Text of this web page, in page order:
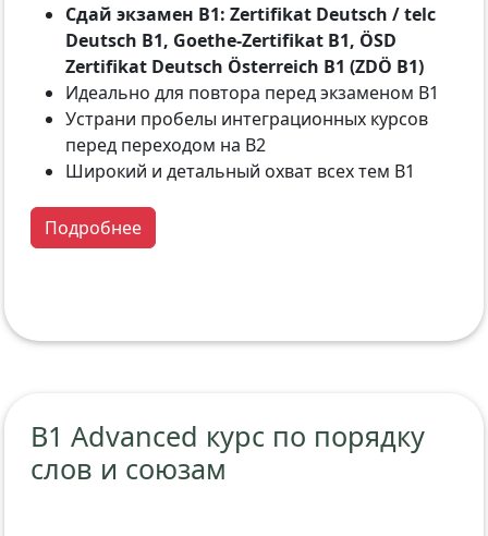
Сдай экзамен B1: Zertifikat Deutsch / telc
Deutsch B1, Goethe-Zertifikat B1, ÖSD
Zertifikat Deutsch Österreich B1 (ZDÖ B1)
Идеально для повтора перед экзаменом B1
Устрани пробелы интеграционных курсов
перед переходом на B2
Широкий и детальный охват всех тем B1
Подробнее
B1 Advanced курс по порядку
слов и союзам